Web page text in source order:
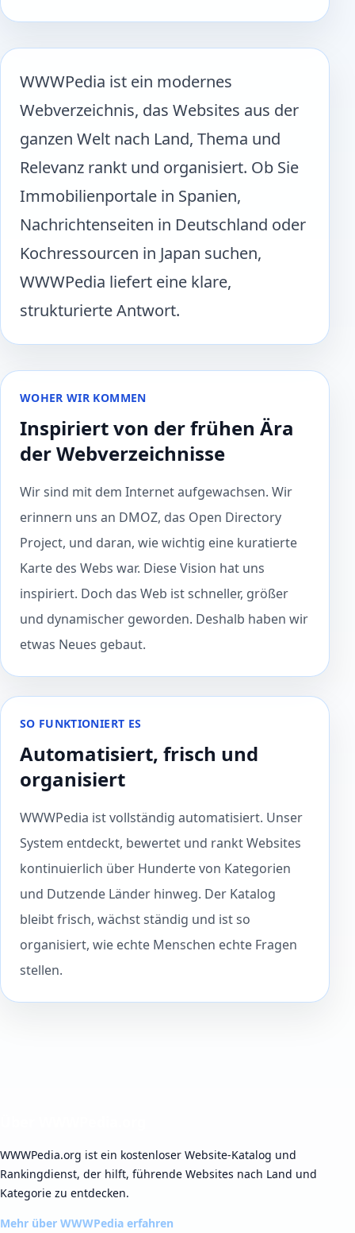
WWWPedia ist ein modernes
Webverzeichnis, das Websites aus der
ganzen Welt nach Land, Thema und
Relevanz rankt und organisiert. Ob Sie
Immobilienportale in Spanien,
Nachrichtenseiten in Deutschland oder
Kochressourcen in Japan suchen,
WWWPedia liefert eine klare,
strukturierte Antwort.
WOHER WIR KOMMEN
Inspiriert von der frühen Ära
der Webverzeichnisse
Wir sind mit dem Internet aufgewachsen. Wir
erinnern uns an DMOZ, das Open Directory
Project, und daran, wie wichtig eine kuratierte
Karte des Webs war. Diese Vision hat uns
inspiriert. Doch das Web ist schneller, größer
und dynamischer geworden. Deshalb haben wir
etwas Neues gebaut.
SO FUNKTIONIERT ES
Automatisiert, frisch und
organisiert
WWWPedia ist vollständig automatisiert. Unser
System entdeckt, bewertet und rankt Websites
kontinuierlich über Hunderte von Kategorien
und Dutzende Länder hinweg. Der Katalog
bleibt frisch, wächst ständig und ist so
organisiert, wie echte Menschen echte Fragen
stellen.
WWWPedia.org ist ein kostenloser Website-Katalog und
Rankingdienst, der hilft, führende Websites nach Land und
Kategorie zu entdecken.
Mehr über WWWPedia erfahren